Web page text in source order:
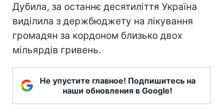
Дубила, за останнє десятиліття Україна
виділила з держбюджету на лікування
громадян за кордоном близько двох
мільярдів гривень.
Не упустите главное! Подпишитесь на
наши обновления в Google!